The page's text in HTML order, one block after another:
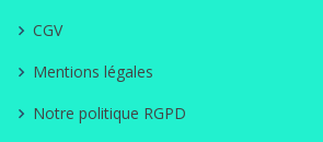
CGV
Mentions légales
Notre politique RGPD